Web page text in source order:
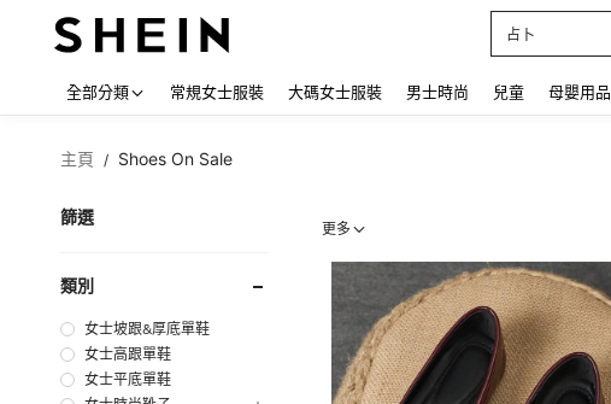
占卜
全部分類 常規女士服裝 大碼女士服裝 男士時尚 兒童 母嬰用品
主頁 / Shoes On Sale
篩選
類別
女士坡跟&厚底單鞋
女士高跟單鞋
女士平底單鞋
更多